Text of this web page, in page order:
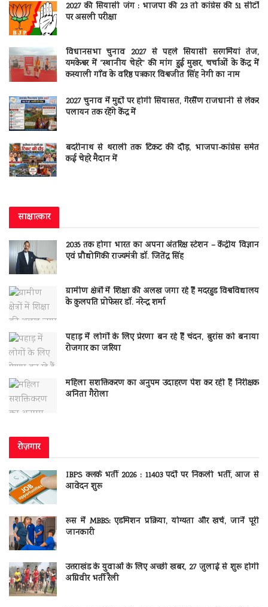
2027 की सियासी जंग : भाजपा की 23 तो कांग्रेस की 51 सीटों
पर असली परीक्षा
विधानसभा चुनाव 2027 से पहले सियासी सरगर्मियां तेज,
यमकेश्वर में “स्थानीय चेहरे” की मांग हुई मुखर, चर्चाओं के केंद्र में
कस्याली गाँव के वरिष्ठ पत्रकार विश्वजीत सिंह नेगी का नाम
2027 चुनाव में मुद्दों पर होगी सियासत, गैरसैंण राजधानी से लेकर
पलायन तक रहेंगे केंद्र में
बदरीनाथ से थराली तक टिकट की दौड़, भाजपा-कांग्रेस समेत
कई चेहरे मैदान में
साक्षात्कार
2035 तक होगा भारत का अपना अंतरिक्ष स्टेशन – केंद्रीय विज्ञान
एवं प्रौद्योगिकी राज्यमंत्री डॉ. जितेंद्र सिंह
ग्रामीण क्षेत्रों में शिक्षा की अलख जगा रहे हैं मदरहुड विश्वविद्यालय
के कुलपति प्रोफेसर डॉ. नरेन्द्र शर्मा
पहाड़ में लोगों के लिए प्रेरणा बन रहे हैं चंदन, बुरांस को बनाया
रोजगार का जरिया
महिला सशक्तिकरण का अनुपम उदाहरण पेश कर रही हैं निरीक्षक
अनिता गैरोला
रोज़गार
IBPS क्लर्क भर्ती 2026 : 11403 पदों पर निकली भर्ती, आज से
आवेदन शुरू
रूस में MBBS: एडमिशन प्रक्रिया, योग्यता और खर्च, जानें पूरी
जानकारी
उत्तराखंड के युवाओं के लिए अच्छी खबर, 27 जुलाई से शुरू होगी
अग्निवीर भर्ती रैली